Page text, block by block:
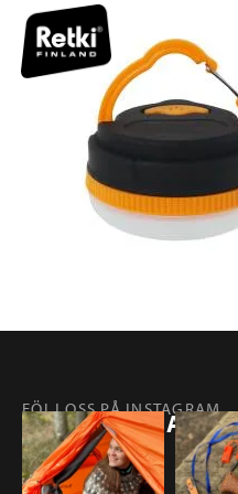
FÖLJ OSS PÅ INSTAGRAM
@RETKIFINLAND